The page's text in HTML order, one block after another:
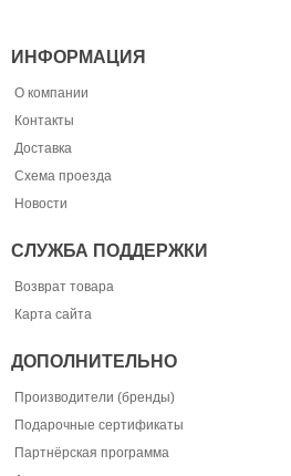
ИНФОРМАЦИЯ
О компании
Контакты
Доставка
Схема проезда
Новости
СЛУЖБА ПОДДЕРЖКИ
Возврат товара
Карта сайта
ДОПОЛНИТЕЛЬНО
Производители (бренды)
Подарочные сертификаты
Партнёрская программа